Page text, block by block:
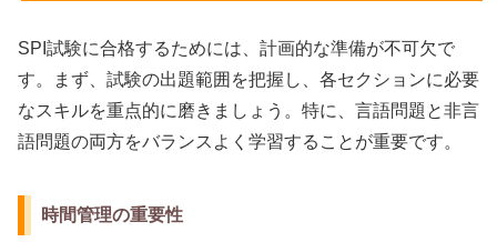
SPI試験に合格するためには、計画的な準備が不可欠で
す。まず、試験の出題範囲を把握し、各セクションに必要
なスキルを重点的に磨きましょう。特に、言語問題と非言
語問題の両方をバランスよく学習することが重要です。
時間管理の重要性